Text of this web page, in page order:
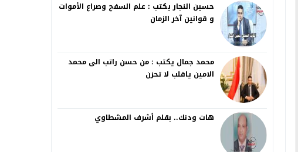
حسين النجار يكتب : علم السفح وصراع الأموات
و قوانين آخر الزمان
محمد جمال يكتب : من حسن راتب الى محمد
الامين ياقلب لا تحزن
هات ودنك.. بقلم أشرف المشطاوي